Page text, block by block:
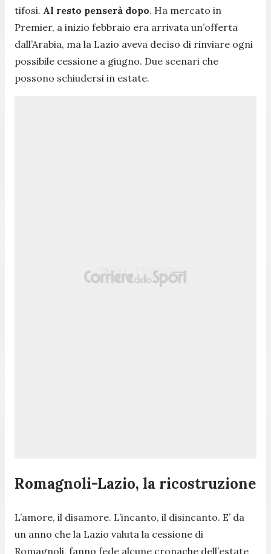
tifosi. Al resto penserà dopo. Ha mercato in
Premier, a inizio febbraio era arrivata un’offerta
dall’Arabia, ma la Lazio aveva deciso di rinviare ogni
possibile cessione a giugno. Due scenari che
possono schiudersi in estate.
Romagnoli-Lazio, la ricostruzione
L’amore, il disamore. L’incanto, il disincanto. E’ da
un anno che la Lazio valuta la cessione di
Romagnoli, fanno fede alcune cronache dell’estate